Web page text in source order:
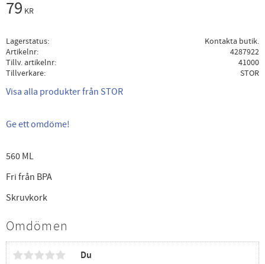
79 KR
Lagerstatus
Kontakta butik.
Artikelnr
4287922
Tillv. artikelnr
41000
Tillverkare
STOR
Visa alla produkter från STOR
Ge ett omdöme!
560 ML
Fri från BPA
Skruvkork
Omdömen
Du